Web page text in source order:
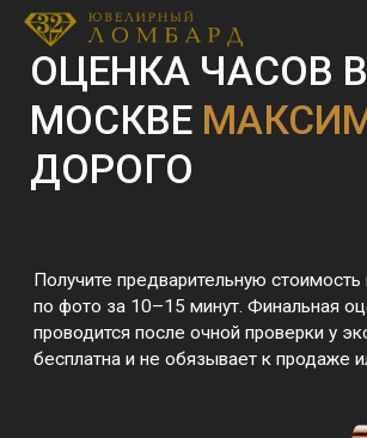
ОЦЕНКА ЧАСОВ В
МОСКВЕМАКСИМАЛЬНО
ДОРОГО
Лучшие условия.
Ставка от 0,1% в день